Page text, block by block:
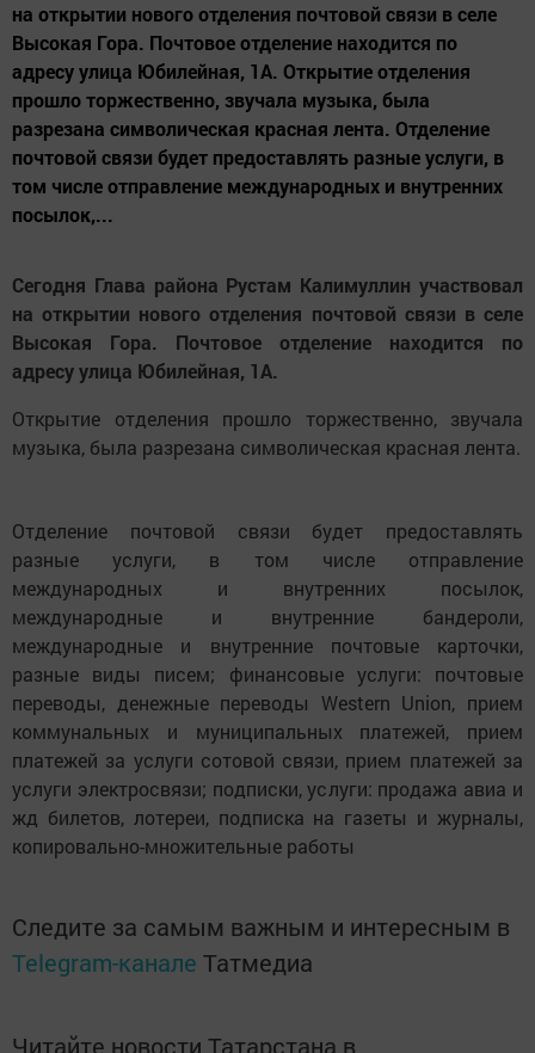
на открытии нового отделения почтовой связи в селе
Высокая Гора. Почтовое отделение находится по
адресу улица Юбилейная, 1А. Открытие отделения
прошло торжественно, звучала музыка, была
разрезана символическая красная лента. Отделение
почтовой связи будет предоставлять разные услуги, в
том числе отправление международных и внутренних
посылок,...
Сегодня Глава района Рустам Калимуллин участвовал
на открытии нового отделения почтовой связи в селе
Высокая Гора. Почтовое отделение находится по
адресу улица Юбилейная, 1А.
Открытие отделения прошло торжественно, звучала
музыка, была разрезана символическая красная лента.
Отделение почтовой связи будет предоставлять
разные услуги, в том числе отправление
международных и внутренних посылок,
международные и внутренние бандероли,
международные и внутренние почтовые карточки,
разные виды писем; финансовые услуги: почтовые
переводы, денежные переводы Western Union, прием
коммунальных и муниципальных платежей, прием
платежей за услуги сотовой связи, прием платежей за
услуги электросвязи; подписки, услуги: продажа авиа и
жд билетов, лотереи, подписка на газеты и журналы,
копировально-множительные работы
Следите за самым важным и интересным в
Telegram-канале Татмедиа
Читайте новости Татарстана в